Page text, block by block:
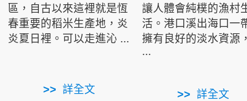
區，自古以來這裡就是恆
春重要的稻米生產地，炎
炎夏日裡。可以走進沁 ...
詳全文
讓人體會純樸的漁村
活。港口溪出海口一
擁有良好的淡水資源
...
詳全文